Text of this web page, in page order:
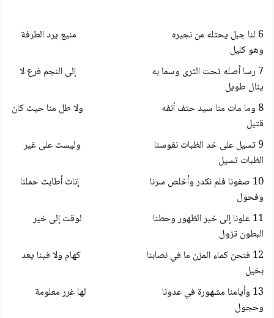
6 لنا جبل يحتله من نجيره منيع يرد الطرفة
وهو كليل
7 رسا أصله تحت الثرى وسما به إلى النجم فرع لا
ينال طويل
8 وما مات منا سيد حتف أنفه ولا طل منا حيث كان
قتيل
9 تسيل على خد الظبات نفوسنا وليست على غير
الظبات تسيل
10 صفونا فلم نكدر وأخلص سرنا إناث أطابت حملنا
وفحول
11 علونا إلى خير الظهور وحطنا لوقت إلى خير
البطون تزول
12 فنحن كماء المزن ما في نصابنا كهام ولا فينا يعد
بخيل
13 وأيامنا مشهورة في عدونا لها غرر معلومة
وحجول